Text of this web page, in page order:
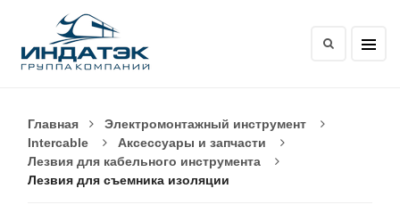
Главная
Электромонтажный инструмент
Intercable
Аксессуары и запчасти
Лезвия для кабельного инструмента
Лезвия для съемника изоляции